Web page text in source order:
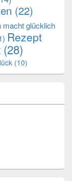
(22)
macht glücklich
Rezept
(28)
(10)